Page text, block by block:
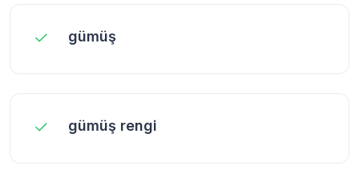
gümüş
gümüş rengi